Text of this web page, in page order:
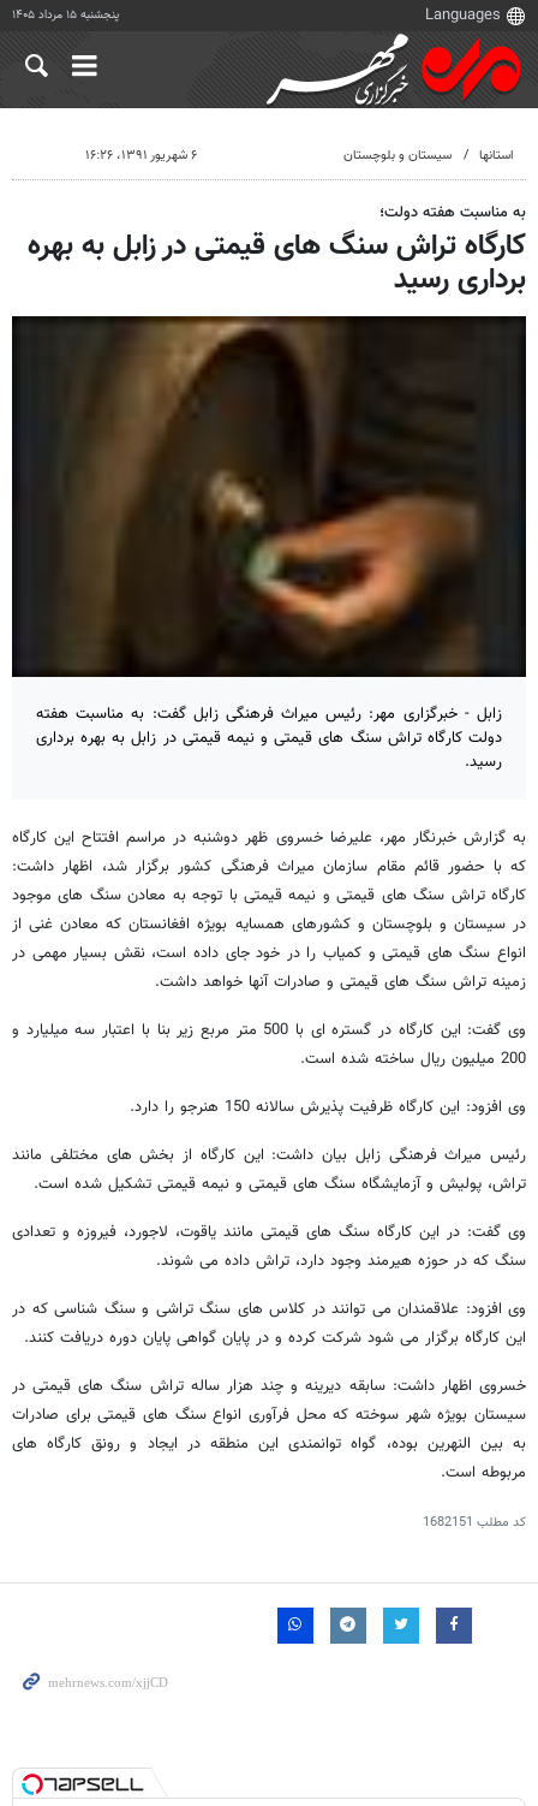
پنجشنبه ۱۵ مرداد ۱۴۰۵
استانها سیستان و بلوچستان ۶ شهریور ۱۳۹۱، ۱۶:۲۶
به مناسبت هفته دولت؛
کارگاه تراش سنگ ‌های قیمتی در زابل به بهره
برداری رسید
زابل - خبرگزاری مهر: رئیس میراث فرهنگی زابل گفت: به مناسبت هفته
دولت کارگاه تراش سنگ های قیمتی و نیمه قیمتی در زابل به بهره برداری
رسید.
به گزارش خبرنگار مهر، علیرضا خسروی ظهر دوشنبه در مراسم افتتاح این کارگاه
که با حضور قائم مقام سازمان میراث فرهنگی کشور برگزار شد، اظهار داشت:
کارگاه تراش سنگ های قیمتی و نیمه قیمتی با توجه به معادن سنگ های موجود
در سیستان و بلوچستان و کشورهای همسایه بویژه افغانستان که معادن غنی از
انواع سنگ های قیمتی و کمیاب را در خود جای داده است، نقش بسیار مهمی در
زمینه تراش سنگ های قیمتی و صادرات آنها خواهد داشت.
وی گفت: این کارگاه در گستره ای با 500 متر مربع زیر بنا با اعتبار سه میلیارد و
200 میلیون ریال ساخته شده است.
وی افزود: این کارگاه ظرفیت پذیرش سالانه 150 هنرجو را دارد.
رئیس میراث فرهنگی زابل بیان داشت: این کارگاه از بخش ‌های مختلفی مانند
تراش، پولیش و آزمایشگاه سنگ‌ های قیمتی و نیمه‌ قیمتی تشکیل شده است.
وی گفت: در این کارگاه سنگ ‌های قیمتی مانند یاقوت، لاجورد، فیروزه و تعدادی
سنگ که در حوزه هیرمند وجود دارد، تراش داده می‌ شوند.
وی افزود: علاقمندان می توانند در کلاس ‌های سنگ تراشی و سنگ شناسی که در
این کارگاه برگزار می ‌شود شرکت کرده و در پایان گواهی پایان دوره دریافت کنند.
خسروی اظهار داشت: سابقه دیرینه و چند هزار ساله تراش سنگ های قیمتی در
سیستان بویژه شهر سوخته که محل فرآوری انواع سنگ های قیمتی برای صادرات
به بین النهرین بوده، گواه توانمندی این منطقه در ایجاد و رونق کارگاه های
مربوطه است.
کد مطلب 1682151